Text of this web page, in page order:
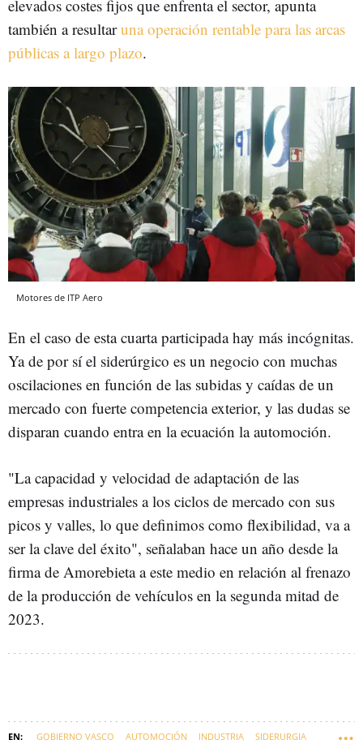
elevados costes fijos que enfrenta el sector, apunta
también a resultaruna operación rentable para las arcas
públicas a largo plazo.
Motores de ITP Aero
En el caso de esta cuarta participada hay más incógnitas.
Ya de por sí el siderúrgico es un negocio con muchas
oscilaciones en función de las subidas y caídas de un
mercado con fuerte competencia exterior, y las dudas se
disparan cuando entra en la ecuación la automoción.
"La capacidad y velocidad de adaptación de las
empresas industriales a los ciclos de mercado con sus
picos y valles, lo que definimos como flexibilidad, va a
ser la clave del éxito", señalaban hace un año desde la
firma de Amorebieta a este medio en relación al frenazo
de la producción de vehículos en la segunda mitad de
2023.
GOBIERNO VASCO AUTOMOCIÓN INDUSTRIA SIDERURGIA